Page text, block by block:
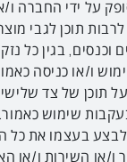
על ידי החברה ו/
תוכן לגבי
וכנסים, בגין כל
ו/או כניסה
תוכן של צד
שימוש
בעצמו את כל
ו/או השירות ו/או